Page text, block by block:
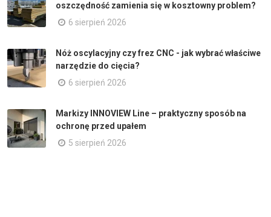
oszczędność zamienia się w kosztowny problem?
6 sierpień 2026
Nóż oscylacyjny czy frez CNC - jak wybrać właściwe
narzędzie do cięcia?
6 sierpień 2026
Markizy INNOVIEW Line – praktyczny sposób na
ochronę przed upałem
5 sierpień 2026